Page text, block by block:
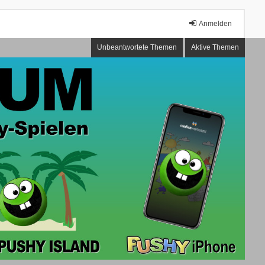
Anmelden
Unbeantwortete Themen Aktive Themen